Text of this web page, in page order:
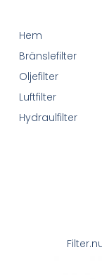
Hem
Bränslefilter
Oljefilter
Luftfilter
Hydraulfilter